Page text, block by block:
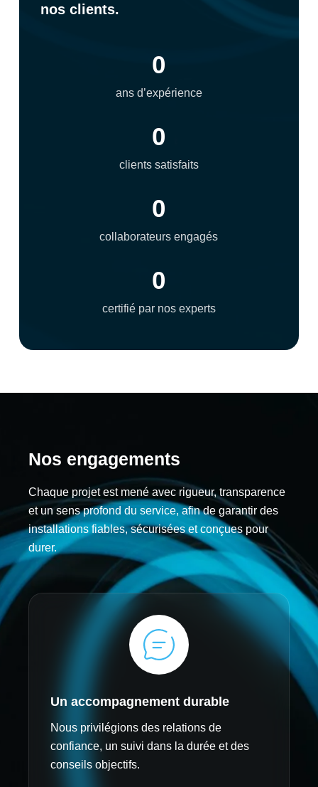
nos clients.
0
ans d’expérience
0
clients satisfaits
0
collaborateurs engagés
0
certifié par nos experts
Nos engagements
Chaque projet est mené avec rigueur, transparence
et un sens profond du service, afin de garantir des
installations fiables, sécurisées et conçues pour
durer.
Un accompagnement durable
Nous privilégions des relations de
confiance, un suivi dans la durée et des
conseils objectifs.